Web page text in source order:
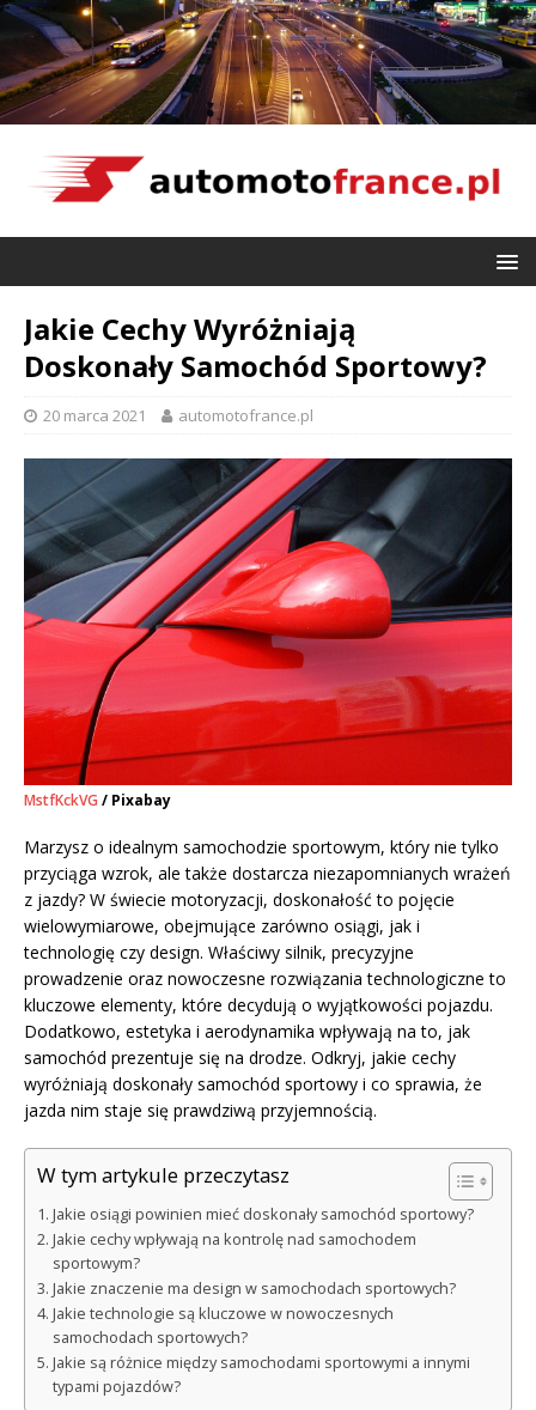
Jakie Cechy Wyróżniają
Doskonały Samochód Sportowy?
20 marca 2021 automotofrance.pl
MstfKckVG / Pixabay
Marzysz o idealnym samochodzie sportowym, który nie tylko
przyciąga wzrok, ale także dostarcza niezapomnianych wrażeń
z jazdy? W świecie motoryzacji, doskonałość to pojęcie
wielowymiarowe, obejmujące zarówno osiągi, jak i
technologię czy design. Właściwy silnik, precyzyjne
prowadzenie oraz nowoczesne rozwiązania technologiczne to
kluczowe elementy, które decydują o wyjątkowości pojazdu.
Dodatkowo, estetyka i aerodynamika wpływają na to, jak
samochód prezentuje się na drodze. Odkryj, jakie cechy
wyróżniają doskonały samochód sportowy i co sprawia, że
jazda nim staje się prawdziwą przyjemnością.
W tym artykule przeczytasz
Jakie osiągi powinien mieć doskonały samochód sportowy?
Jakie cechy wpływają na kontrolę nad samochodem
sportowym?
Jakie znaczenie ma design w samochodach sportowych?
Jakie technologie są kluczowe w nowoczesnych
samochodach sportowych?
Jakie są różnice między samochodami sportowymi a innymi
typami pojazdów?